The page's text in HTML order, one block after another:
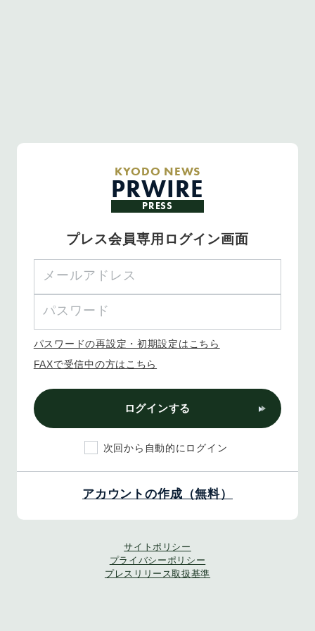
KYODO NEWS
PRWIRE
PRESS
プレス会員専用ログイン画面
パスワードの再設定・初期設定はこちら
FAXで受信中の方はこちら
ログインする
次回から自動的にログイン
アカウントの作成（無料）
サイトポリシー
プライバシーポリシー
プレスリリース取扱基準